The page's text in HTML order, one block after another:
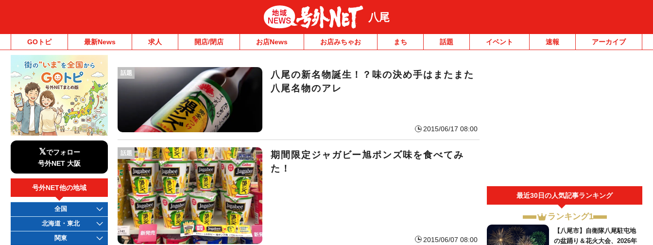
八尾
GOトピ 最新News 求人 開店/閉店 お店News お店みちゃお まち 話題 イベント 速報 アーカイブ
話題
八尾の新名物誕生！？味の決め手はまたまた
八尾名物のアレ
2015/06/17 08:00
期間限定ジャガビー旭ポンズ味を食べてみ
た！
2015/06/07 08:00
話題
最近30日の人気記事ランキング
ランキング1
【八尾市】自衛隊八尾駐屯地
の盆踊り＆花火大会、2026年
𝕏でフォロー
号外NET 大阪
号外NET他の地域
全国
北海道・東北
関東